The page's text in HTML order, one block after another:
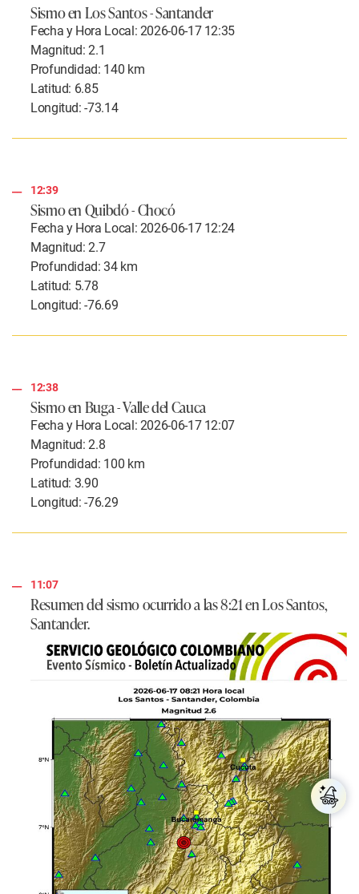
Sismo en Los Santos - Santander
Fecha y Hora Local: 2026-06-17 12:35
Magnitud: 2.1
Profundidad: 140 km
Latitud: 6.85
Longitud: -73.14
12:39
Sismo en Quibdó - Chocó
Fecha y Hora Local: 2026-06-17 12:24
Magnitud: 2.7
Profundidad: 34 km
Latitud: 5.78
Longitud: -76.69
12:38
Sismo en Buga - Valle del Cauca
Fecha y Hora Local: 2026-06-17 12:07
Magnitud: 2.8
Profundidad: 100 km
Latitud: 3.90
Longitud: -76.29
11:07
Resumen del sismo ocurrido a las 8:21 en Los Santos,
Santander.